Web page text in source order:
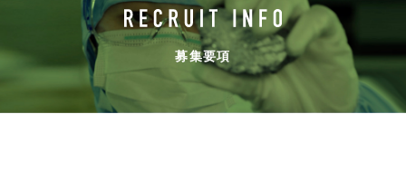
募集要項